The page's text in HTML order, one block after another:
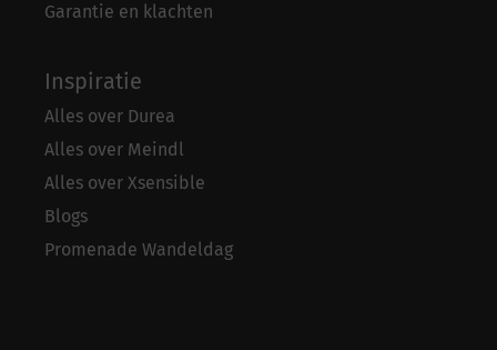
Garantie en klachten
Inspiratie
Alles over Durea
Alles over Meindl
Alles over Xsensible
Blogs
Promenade Wandeldag